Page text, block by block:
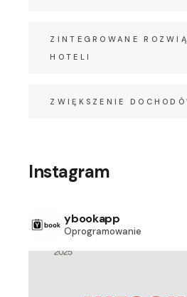
ZINTEGROWANE
HOTELI
ZWIĘKSZENIE
Instagram
ybookapp
Oprogramowanie